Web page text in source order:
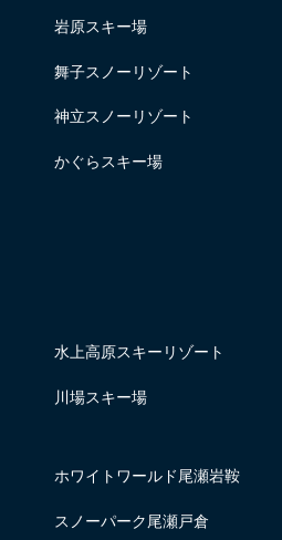
岩原スキー場
舞子スノーリゾート
神立スノーリゾート
かぐらスキー場
水上高原スキーリゾート
川場スキー場
ホワイトワールド尾瀬岩鞍
スノーパーク尾瀬戸倉